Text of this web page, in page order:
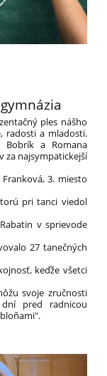
ples nášho
radosti a mladosti.
a Romana
za najsympatickejší
3. miesto
pri tanci viedol
v sprievode
27 tanečných
keďže všetci
svoje zručnosti
pred radnicou